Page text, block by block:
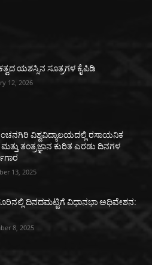
ಯಶಸ್ಸಿನ ಸೂತ್ರಗಳ ಕೈಪಿಡಿ
12, 2026
ವಿಶ್ವವಿದ್ಯಾಲಯದಲ್ಲಿ ರಸಾಯನಿಕ
ಮತ್ತು ತಂತ್ರಜ್ಞಾನ ಕುರಿತ ಎರಡು ದಿನಗಳ
13, 2025
ದಿನದಮಟ್ಟಿಗೆ ವಿಧಾನಭಾ ಅಧಿವೇಶನ:
8, 2025